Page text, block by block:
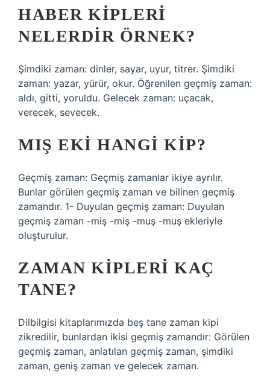
HABER KIPLERI
NELERDIR ÖRNEK?
Şimdiki zaman: dinler, sayar, uyur, titrer. Şimdiki
zaman: yazar, yürür, okur. Öğrenilen geçmiş zaman:
aldı, gitti, yoruldu. Gelecek zaman: uçacak,
verecek, sevecek.
MIŞ EKI HANGI KIP?
Geçmiş zaman: Geçmiş zamanlar ikiye ayrılır.
Bunlar görülen geçmiş zaman ve bilinen geçmiş
zamandır. 1- Duyulan geçmiş zaman: Duyulan
geçmiş zaman -miş -miş -muş -muş ekleriyle
oluşturulur.
ZAMAN KIPLERI KAÇ
TANE?
Dilbilgisi kitaplarımızda beş tane zaman kipi
zikredilir, bunlardan ikisi geçmiş zamandır: Görülen
geçmiş zaman, anlatılan geçmiş zaman, şimdiki
zaman, geniş zaman ve gelecek zaman.